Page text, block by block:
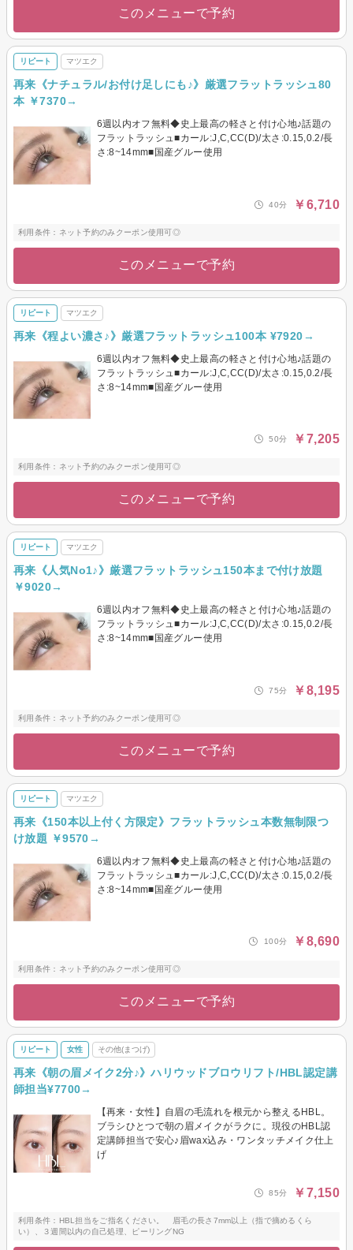
このメニューで予約
リピート マツエク
再来《ナチュラル/お付け足しにも♪》厳選フラットラッシュ80
本 ￥7370→
6週以内オフ無料◆史上最高の軽さと付け心地♪話題の
フラットラッシュ■カール:J,C,CC(D)/太さ:0.15,0.2/長
さ:8~14mm■国産グルー使用
40分 ￥6,710
利用条件：ネット予約のみクーポン使用可◎
このメニューで予約
リピート マツエク
再来《程よい濃さ♪》厳選フラットラッシュ100本 ¥7920→
6週以内オフ無料◆史上最高の軽さと付け心地♪話題の
フラットラッシュ■カール:J,C,CC(D)/太さ:0.15,0.2/長
さ:8~14mm■国産グルー使用
50分 ￥7,205
利用条件：ネット予約のみクーポン使用可◎
このメニューで予約
リピート マツエク
再来《人気No1♪》厳選フラットラッシュ150本まで付け放題
￥9020→
6週以内オフ無料◆史上最高の軽さと付け心地♪話題の
フラットラッシュ■カール:J,C,CC(D)/太さ:0.15,0.2/長
さ:8~14mm■国産グルー使用
75分 ￥8,195
利用条件：ネット予約のみクーポン使用可◎
このメニューで予約
リピート マツエク
再来《150本以上付く方限定》フラットラッシュ本数無制限つ
け放題 ￥9570→
6週以内オフ無料◆史上最高の軽さと付け心地♪話題の
フラットラッシュ■カール:J,C,CC(D)/太さ:0.15,0.2/長
さ:8~14mm■国産グルー使用
100分 ￥8,690
利用条件：ネット予約のみクーポン使用可◎
このメニューで予約
リピート 女性 その他(まつげ)
再来《朝の眉メイク2分♪》ハリウッドブロウリフト/HBL認定講
師担当¥7700→
【再来・女性】自眉の毛流れを根元から整えるHBL。
ブラシひとつで朝の眉メイクがラクに。現役のHBL認
定講師担当で安心♪眉wax込み・ワンタッチメイク仕上
げ
85分 ￥7,150
利用条件：HBL担当をご指名ください。 眉毛の長さ7mm以上（指で摘めるくら
い）、３週間以内の自己処理、ピーリングNG